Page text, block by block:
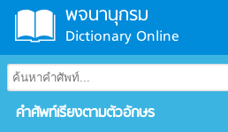
พจนานุกรม
Dictionary Online
คำศัพท์เรียงตามตัวอักษร